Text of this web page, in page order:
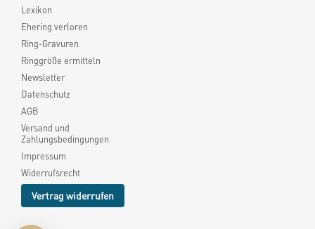
Lexikon
Ehering verloren
Ring-Gravuren
Ringgröße ermitteln
Newsletter
Datenschutz
AGB
Versand und
Zahlungsbedingungen
Impressum
Widerrufsrecht
Vertrag widerrufen